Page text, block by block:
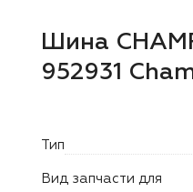
Шина
952931
Тип
Вид запчасти для